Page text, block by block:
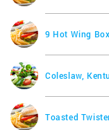
9 Hot Wing
Coleslaw,
Toasted